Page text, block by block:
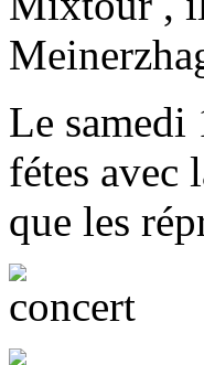
Le samedi
fétes avec
que les